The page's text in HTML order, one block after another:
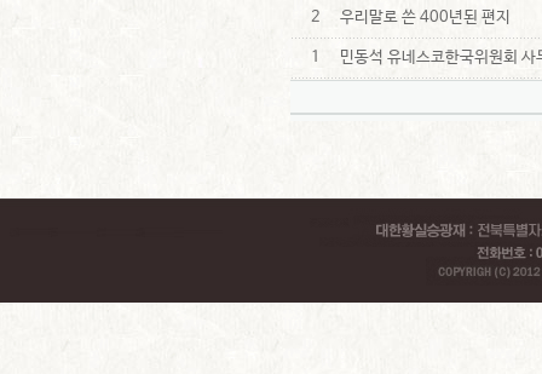
2 우리말로 쓴 400년된 편지
1 민동석 유네스코한국위원회 사